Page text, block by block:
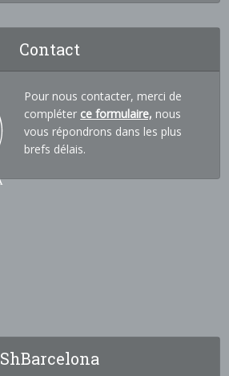
Contact
Pour nous contacter, merci de
compléter ce formulaire, nous
vous répondrons dans les plus
brefs délais.
ShBarcelona